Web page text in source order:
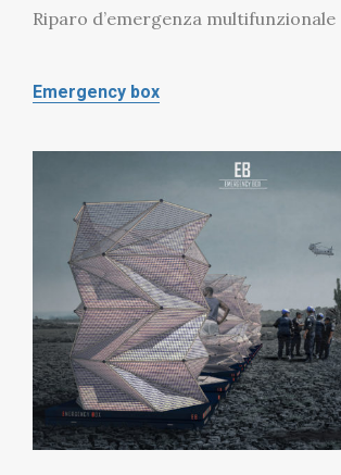
Riparo d’emergenza multifunzionale
Emergency box